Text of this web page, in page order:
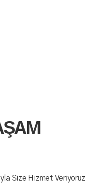
Size Hizmet Veriyoruz